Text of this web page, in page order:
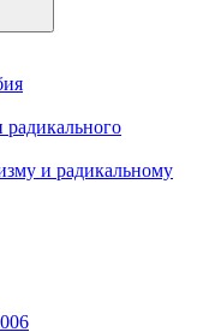
радикального
и радикальному